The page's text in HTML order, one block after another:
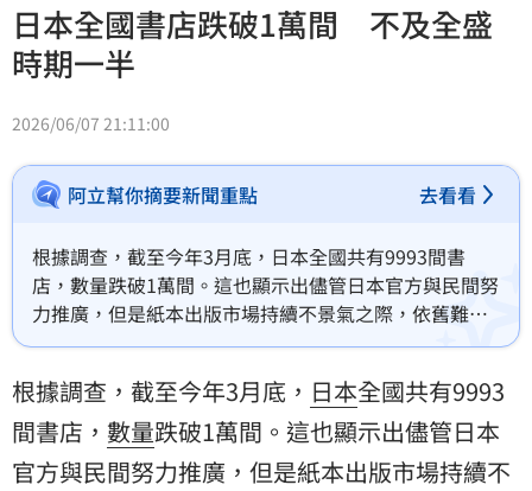
日本全國書店跌破1萬間 不及全盛
時期一半
2026/06/07 21:11:00
阿立幫你摘要新聞重點 去看看
根據調查，截至今年3月底，日本全國共有9993間書
店，數量跌破1萬間。這也顯示出儘管日本官方與民間努
力推廣，但是紙本出版市場持續不景氣之際，依舊難擋
實體書店減少。
根據調查，截至今年3月底， 日本全國共有9993
間書店， 數量跌破1萬間。這也顯示出儘管日本
官方與民間努力推廣，但是紙本出版市場持續不